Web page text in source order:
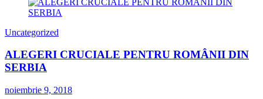
Uncategorized
ALEGERI CRUCIALE PENTRU ROMÂNII DIN
SERBIA
noiembrie 9, 2018